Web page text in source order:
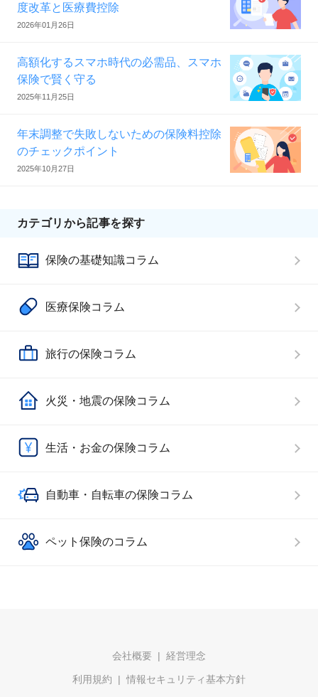
度改革と医療費控除
2026年01月26日
高額化するスマホ時代の必需品、スマホ
保険で賢く守る
2025年11月25日
年末調整で失敗しないための保険料控除
のチェックポイント
2025年10月27日
カテゴリから記事を探す
保険の基礎知識コラム
医療保険コラム
旅行の保険コラム
火災・地震の保険コラム
生活・お金の保険コラム
自動車・自転車の保険コラム
ペット保険のコラム
会社概要 経営理念
利用規約 情報セキュリティ基本方針